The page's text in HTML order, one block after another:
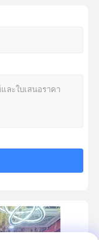
นานกว่า 10 ปีในทันตแพทย์
950C
Dentin Enamel Shade
Dentin Enamel สารประกอ
การฟื้นฟูฟันที่โปร่งใสสูง
ร็วในการรวมกระดูก 3-4
บการปรับปรุงที่ดีที่สุด
IV อุปกรณ์ปลูกกระดูกปร